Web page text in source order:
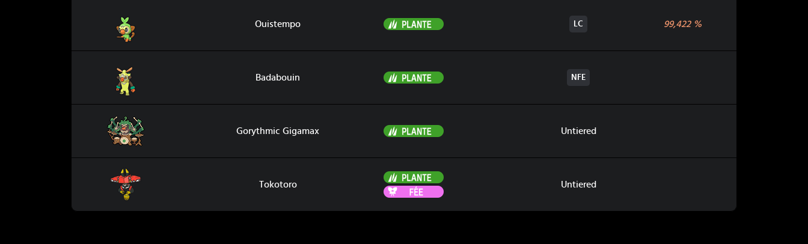
Ouistempo
Plante LC 99,422%
Badabouin
Plante NFE
Gorythmic Gigamax
Plante Untiered
Tokotoro
Plante
Fée
Untiered